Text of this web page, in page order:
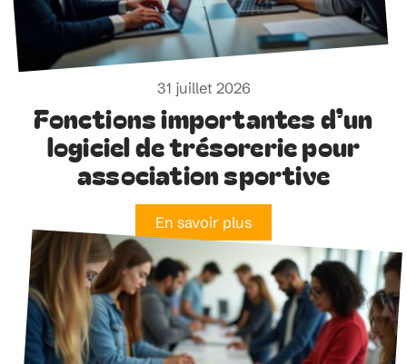
31 juillet 2026
Fonctions importantes d’un
logiciel de trésorerie pour
association sportive
En savoir plus